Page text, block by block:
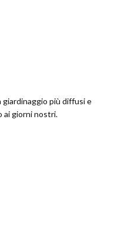
più diffusi e
ai giorni nostri.